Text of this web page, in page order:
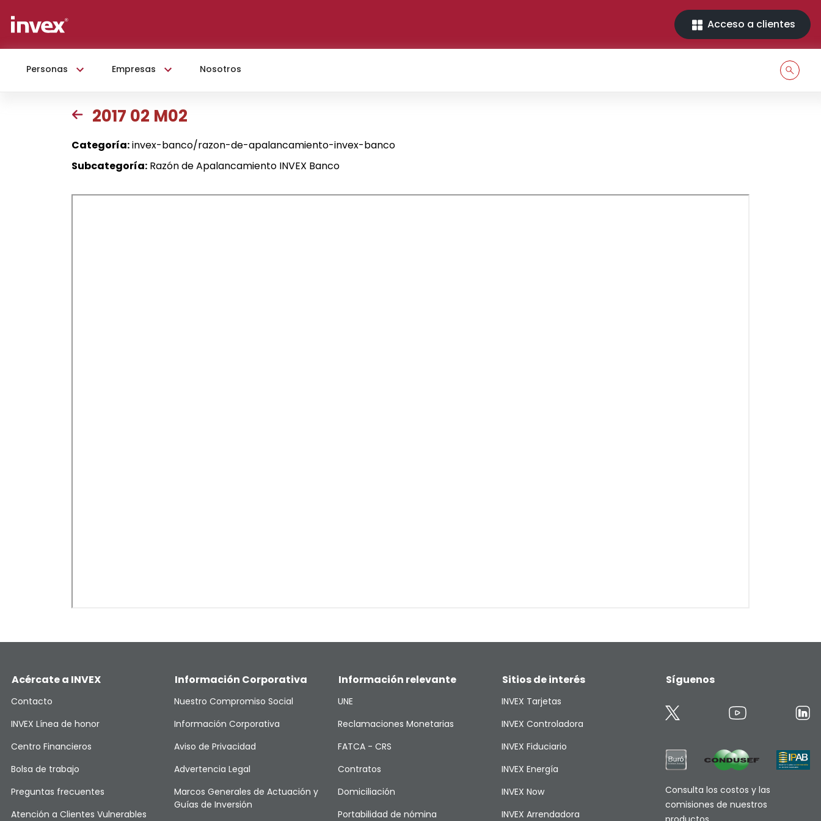
Acceso a clientes
Personas Empresas Nosotros
2017 02 M02
Categoría:invex-banco/razon-de-apalancamiento-invex-banco
Subcategoría: Razón de Apalancamiento INVEX Banco
Acércate a INVEX
Contacto
INVEX Línea de honor
Centro Financieros
Bolsa de trabajo
Preguntas frecuentes
Atención a Clientes Vulnerables
Información Corporativa
Nuestro Compromiso Social
Información Corporativa
Aviso de Privacidad
Advertencia Legal
Marcos Generales de Actuación y
Guías de Inversión
Información relevante
UNE
Reclamaciones Monetarias
FATCA - CRS
Contratos
Domiciliación
Portabilidad de nómina
Sitios de interés
INVEX Tarjetas
INVEX Controladora
INVEX Fiduciario
INVEX Energía
INVEX Now
INVEX Arrendadora
Síguenos
Consulta los costos y las
comisiones de nuestros